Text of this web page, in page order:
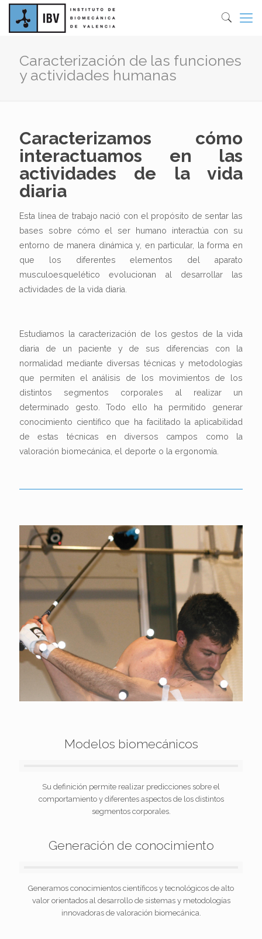
Caracterización de las funciones
y actividades humanas
Caracterizamos cómo
interactuamos en las
actividades de la vida
diaria
Esta línea de trabajo nació con el propósito de sentar las
bases sobre cómo el ser humano interactúa con su
entorno de manera dinámica y, en particular, la forma en
que los diferentes elementos del aparato
musculoesquelético evolucionan al desarrollar las
actividades de la vida diaria.
Estudiamos la caracterización de los gestos de la vida
diaria de un paciente y de sus diferencias con la
normalidad mediante diversas técnicas y metodologías
que permiten el análisis de los movimientos de los
distintos segmentos corporales al realizar un
determinado gesto. Todo ello ha permitido generar
conocimiento científico que ha facilitado la aplicabilidad
de estas técnicas en diversos campos como la
valoración biomecánica, el deporte o la ergonomía.
Modelos biomecánicos
Su definición permite realizar predicciones sobre el
comportamiento y diferentes aspectos de los distintos
segmentos corporales.
Generación de conocimiento
Generamos conocimientos científicos y tecnológicos de alto
valor orientados al desarrollo de sistemas y metodologías
innovadoras de valoración biomecánica.